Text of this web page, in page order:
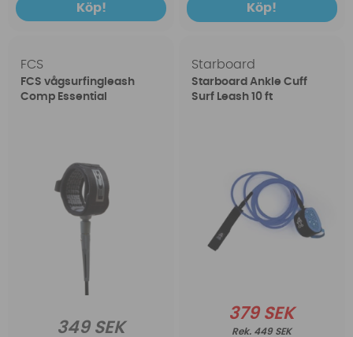
Köp! Köp!
FCS
FCS vågsurfingleash
Comp Essential
349 SEK
Starboard
Starboard Ankle Cuff
Surf Leash 10 ft
379 SEK
449 SEK